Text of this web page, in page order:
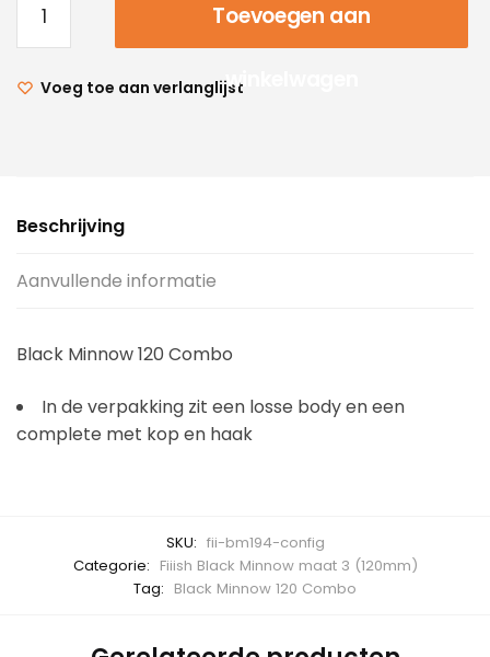
Toevoegen aan
winkelwagen
Voeg toe aan verlanglijst
Beschrijving
Aanvullende informatie
Black Minnow 120 Combo
In de verpakking zit een losse body en een
complete met kop en haak
SKU: fii-bm194-config
Categorie: Fiiish Black Minnow maat 3 (120mm)
Tag: Black Minnow 120 Combo